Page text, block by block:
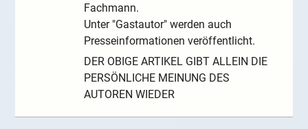
Fachmann.
Unter "Gastautor" werden auch
Presseinformationen veröffentlicht.
DER OBIGE ARTIKEL GIBT ALLEIN DIE
PERSÖNLICHE MEINUNG DES
AUTOREN WIEDER